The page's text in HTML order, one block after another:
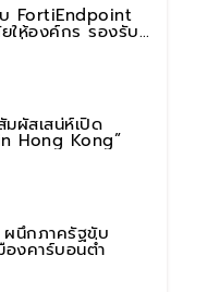
FortiEndpoint
ให้องค์กร รองรับ
ผัสเสน่ห์เปิด
Hong Kong”
ผนึกภาครัฐขับ
องคาร์บอนต่ำ